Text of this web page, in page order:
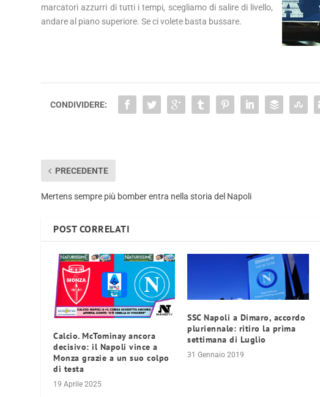
marcatori azzurri di tutti i tempi, scegliamo di salire di livello,
andare al piano superiore. Se ci volete basta bussare.
CONDIVIDERE:
PRECEDENTE
Mertens sempre più bomber entra nella storia del Napoli
POST CORRELATI
Calcio. McTominay ancora
decisivo: il Napoli vince a
Monza grazie a un suo colpo
di testa
19 Aprile 2025
SSC Napoli a Dimaro, accordo
pluriennale: ritiro la prima
settimana di Luglio
31 Gennaio 2019